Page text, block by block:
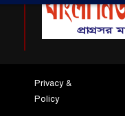
Privacy &
Policy